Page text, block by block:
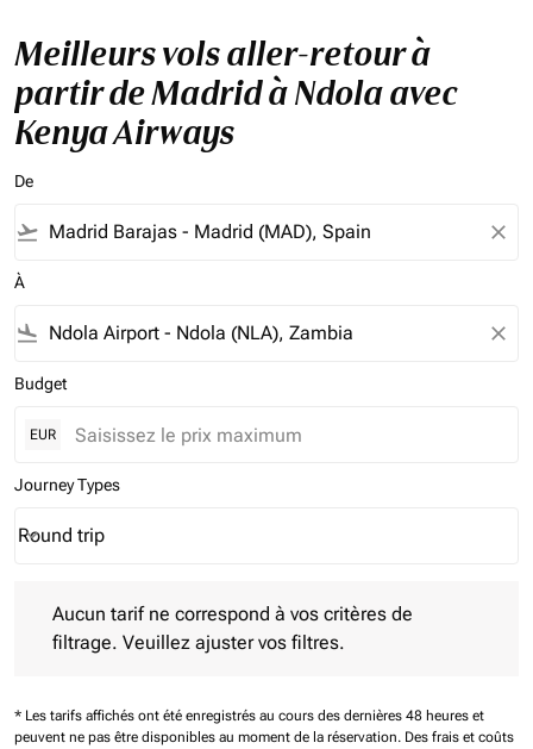
Meilleurs vols aller-retour à
partir de Madrid à Ndola avec
Kenya Airways
De
flight_takeoff close
À
flight_land close
Budget
EUR
Journey Types
Journey Types option Round trip Selected
Round trip
keyboard_arrow_down
Aucun tarif ne correspond à vos critères de
filtrage. Veuillez ajuster vos filtres.
* Les tarifs affichés ont été enregistrés au cours des dernières 48 heures et
peuvent ne pas être disponibles au moment de la réservation. Des frais et coûts